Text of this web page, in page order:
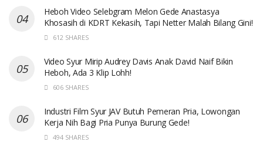
Heboh Video Selebgram Melon Gede Anastasya
Khosasih di KDRT Kekasih, Tapi Netter Malah Bilang Gini!
612 SHARES
Video Syur Mirip Audrey Davis Anak David Naif Bikin
Heboh, Ada 3 Klip Lohh!
606 SHARES
Industri Film Syur JAV Butuh Pemeran Pria, Lowongan
Kerja Nih Bagi Pria Punya Burung Gede!
494 SHARES